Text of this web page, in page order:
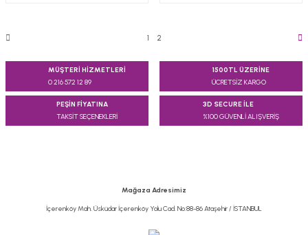
1 2
MÜŞTERİ HİZMETLERİ
0 216 572 12 89
1500TL ÜZERİNE
ÜCRETSİZ KARGO
PEŞİN FİYATINA
TAKSİT SEÇENEKLERİ
3D SECURE İLE
%100 GÜVENLİ ALIŞVERİŞ
Mağaza Adresimiz
İçerenköy Mah. Üsküdar İçerenköy Yolu Cad. No:88-86 Ataşehir / İSTANBUL